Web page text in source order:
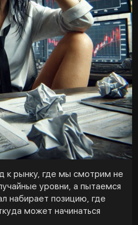
дальше я жду не просто
Причём, по моему
из самых долгих бычьих
что готовимся в
к покупкам на спот и
к рынку, где мы смотрим не
уровни, а пытаемся
набирает позицию, где
может начинаться